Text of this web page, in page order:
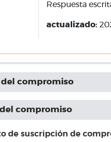
Respuesta
actualizado:
del compromiso
del compromiso
de suscripción de